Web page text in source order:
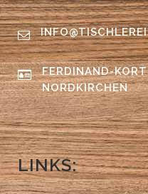
FERDINAND-
NORDKIRCHEN
LINKS: